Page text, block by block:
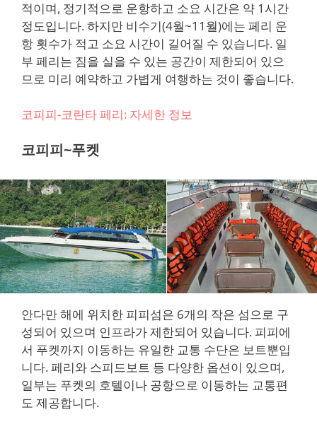
적이며, 정기적으로 운항하고 소요 시간은 약 1시간
정도입니다. 하지만 비수기(4월~11월)에는 페리 운
항 횟수가 적고 소요 시간이 길어질 수 있습니다. 일
부 페리는 짐을 실을 수 있는 공간이 제한되어 있으
므로 미리 예약하고 가볍게 여행하는 것이 좋습니다.
코피피-코란타 페리: 자세한 정보
코피피~푸켓
안다만 해에 위치한 피피섬은 6개의 작은 섬으로 구
성되어 있으며 인프라가 제한되어 있습니다. 피피에
서 푸켓까지 이동하는 유일한 교통 수단은 보트뿐입
니다. 페리와 스피드보트 등 다양한 옵션이 있으며,
일부는 푸켓의 호텔이나 공항으로 이동하는 교통편
도 제공합니다.